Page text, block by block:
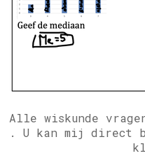
Alle wiskunde
. U kan mij direct